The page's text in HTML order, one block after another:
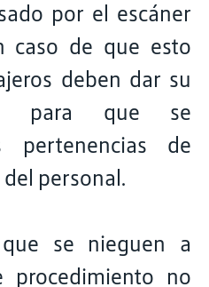
por el escáner
caso de que esto
deben dar su
para que se
pertenencias de
personal.
se nieguen a
procedimiento no